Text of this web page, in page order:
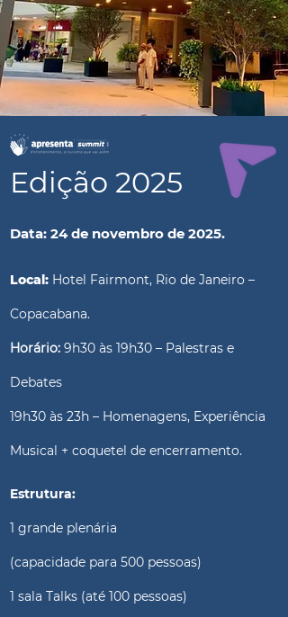
Edição 2025
Data: 24 de novembro de 2025.
Local: Hotel Fairmont, Rio de Janeiro –
Copacabana.
Horário: 9h30 às 19h30 – Palestras e
Debates
19h30 às 23h – Homenagens, Experiência
Musical + coquetel de encerramento.
Estrutura:
1 grande plenária
(capacidade para 500 pessoas)
1 sala Talks (até 100 pessoas)